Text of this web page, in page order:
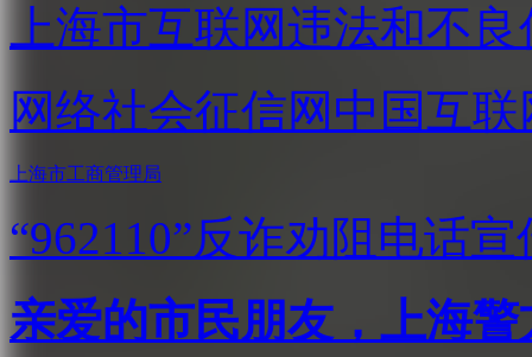
上海市互联网违法和不
网络社会征信网 中国互
上海市工商管理局
“962110”反诈劝阻电话宣
亲爱的市民朋友，上海